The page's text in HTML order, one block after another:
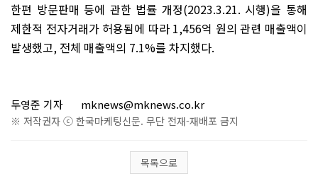
한편 방문판매 등에 관한 법률 개정(2023.3.21. 시행)을 통해
제한적 전자거래가 허용됨에 따라 1,456억 원의 관련 매출액이
발생했고, 전체 매출액의 7.1%를 차지했다.
두영준 기자 mknews@mknews.co.kr
※ 저작권자 ⓒ 한국마케팅신문. 무단 전재-재배포 금지
목록으로